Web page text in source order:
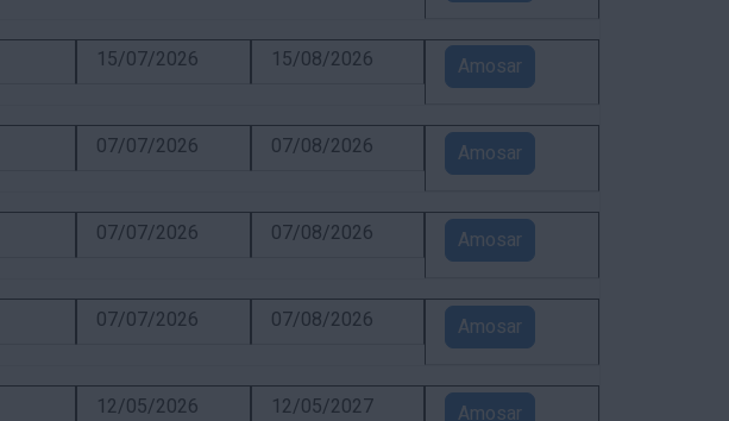
15/07/2026 15/08/2026 Amosar
07/07/2026 07/08/2026 Amosar
07/07/2026 07/08/2026 Amosar
07/07/2026 07/08/2026 Amosar
12/05/2026 12/05/2027 Amosar